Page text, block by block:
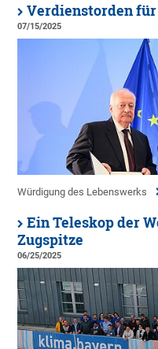
Verdienstorden für
07/15/2025
Würdigung des Lebenswerks
Ein Teleskop der
Zugspitze
06/25/2025